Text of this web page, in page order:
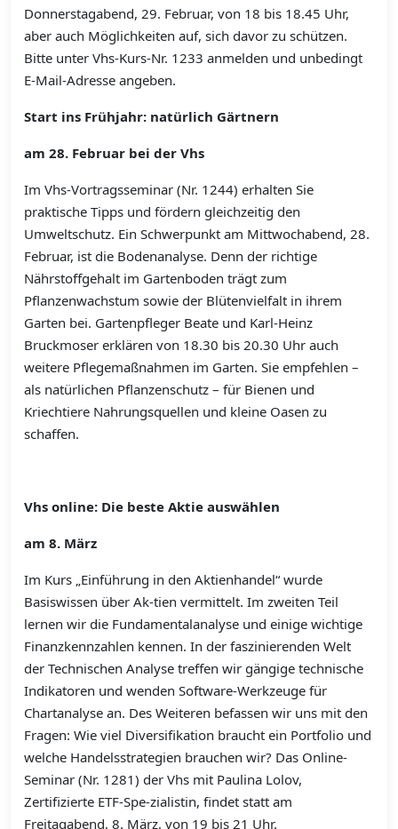
Donnerstagabend, 29. Februar, von 18 bis 18.45 Uhr,
aber auch Möglichkeiten auf, sich davor zu schützen.
Bitte unter Vhs-Kurs-Nr. 1233 anmelden und unbedingt
E-Mail-Adresse angeben.
Start ins Frühjahr: natürlich Gärtnern
am 28. Februar bei der Vhs
Im Vhs-Vortragsseminar (Nr. 1244) erhalten Sie
praktische Tipps und fördern gleichzeitig den
Umweltschutz. Ein Schwerpunkt am Mittwochabend, 28.
Februar, ist die Bodenanalyse. Denn der richtige
Nährstoffgehalt im Gartenboden trägt zum
Pflanzenwachstum sowie der Blütenvielfalt in ihrem
Garten bei. Gartenpfleger Beate und Karl-Heinz
Bruckmoser erklären von 18.30 bis 20.30 Uhr auch
weitere Pflegemaßnahmen im Garten. Sie empfehlen –
als natürlichen Pflanzenschutz – für Bienen und
Kriechtiere Nahrungsquellen und kleine Oasen zu
schaffen.
Vhs online: Die beste Aktie auswählen
am 8. März
Im Kurs „Einführung in den Aktienhandel“ wurde
Basiswissen über Ak-tien vermittelt. Im zweiten Teil
lernen wir die Fundamentalanalyse und einige wichtige
Finanzkennzahlen kennen. In der faszinierenden Welt
der Technischen Analyse treffen wir gängige technische
Indikatoren und wenden Software-Werkzeuge für
Chartanalyse an. Des Weiteren befassen wir uns mit den
Fragen: Wie viel Diversifikation braucht ein Portfolio und
welche Handelsstrategien brauchen wir? Das Online-
Seminar (Nr. 1281) der Vhs mit Paulina Lolov,
Zertifizierte ETF-Spe-zialistin, findet statt am
Freitagabend, 8. März, von 19 bis 21 Uhr.